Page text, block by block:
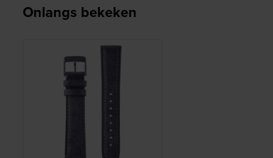
Onlangs bekeken